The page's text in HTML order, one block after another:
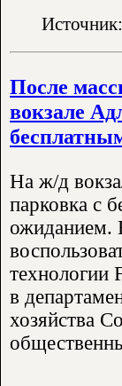
После
вокзале
На ж/д
парковка с
ожиданием.
технологии
в
хозяйства